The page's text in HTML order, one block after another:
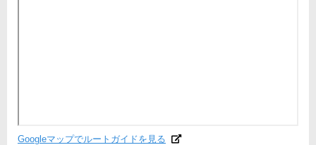
Googleマップでルートガイドを見る